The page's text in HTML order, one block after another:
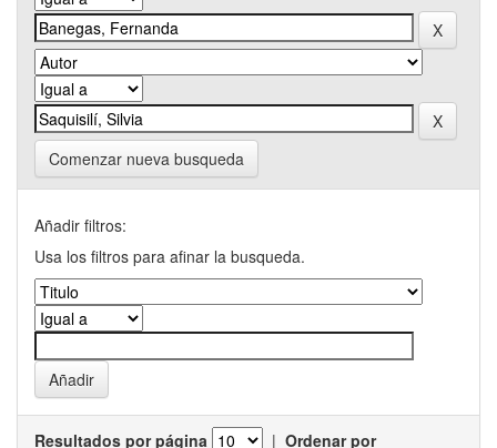
Comenzar nueva busqueda
Añadir filtros:
Usa los filtros para afinar la busqueda.
Resultados por página | Ordenar por